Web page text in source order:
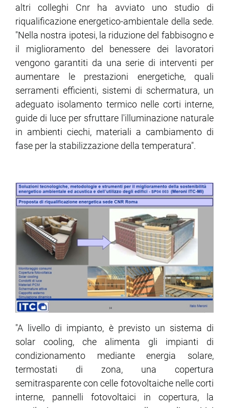
altri colleghi Cnr ha avviato uno studio di
riqualificazione energetico-ambientale della sede.
"Nella nostra ipotesi, la riduzione del fabbisogno e
il miglioramento del benessere dei lavoratori
vengono garantiti da una serie di interventi per
aumentare le prestazioni energetiche, quali
serramenti efficienti, sistemi di schermatura, un
adeguato isolamento termico nelle corti interne,
guide di luce per sfruttare l'illuminazione naturale
in ambienti ciechi, materiali a cambiamento di
fase per la stabilizzazione della temperatura".
"A livello di impianto, è previsto un sistema di
solar cooling, che alimenta gli impianti di
condizionamento mediante energia solare,
termostati di zona, una copertura
semitrasparente con celle fotovoltaiche nelle corti
interne, pannelli fotovoltaici in copertura, la